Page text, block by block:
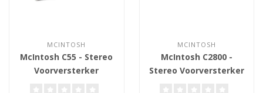
MCINTOSH
McIntosh C55 - Stereo
Voorversterker
MCINTOSH
McIntosh C2800 -
Stereo Voorversterker